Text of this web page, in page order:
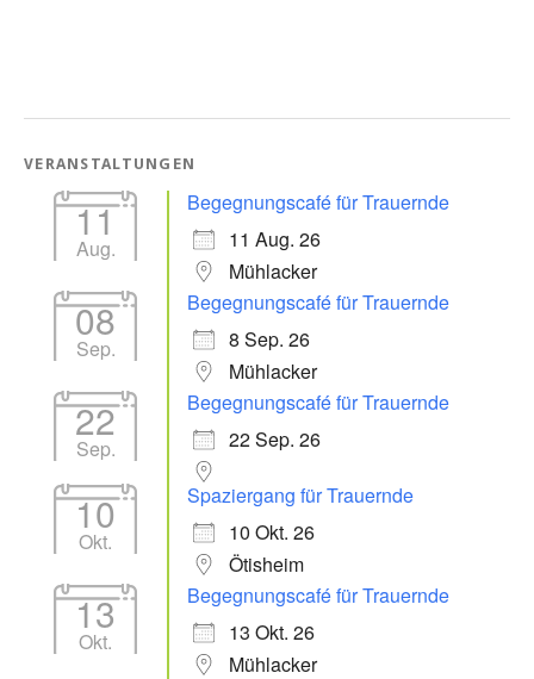
VERANSTALTUNGEN
11
Aug.
Begegnungscafé für Trauernde
11 Aug. 26
Mühlacker
08
Sep.
Begegnungscafé für Trauernde
8 Sep. 26
Mühlacker
22
Sep.
Begegnungscafé für Trauernde
22 Sep. 26
10
Okt.
Spaziergang für Trauernde
10 Okt. 26
Ötisheim
13
Okt.
Begegnungscafé für Trauernde
13 Okt. 26
Mühlacker